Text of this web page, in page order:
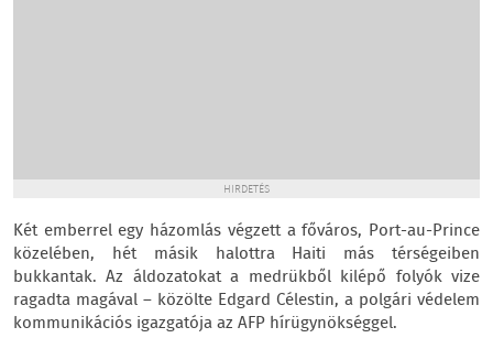
HIRDETÉS
Két emberrel egy házomlás végzett a főváros, Port-au-Prince
közelében, hét másik halottra Haiti más térségeiben
bukkantak. Az áldozatokat a medrükből kilépő folyók vize
ragadta magával – közölte Edgard Célestin, a polgári védelem
kommunikációs igazgatója az AFP hírügynökséggel.